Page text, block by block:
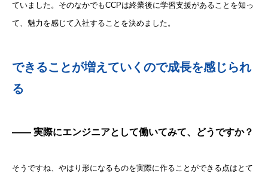
ていました。そのなかでもCCPは終業後に学習支援があることを知っ
て、魅力を感じて入社することを決めました。
できることが増えていくので成長を感じられ
る
—— 実際にエンジニアとして働いてみて、どうですか？
そうですね、やはり形になるものを実際に作ることができる点はとて